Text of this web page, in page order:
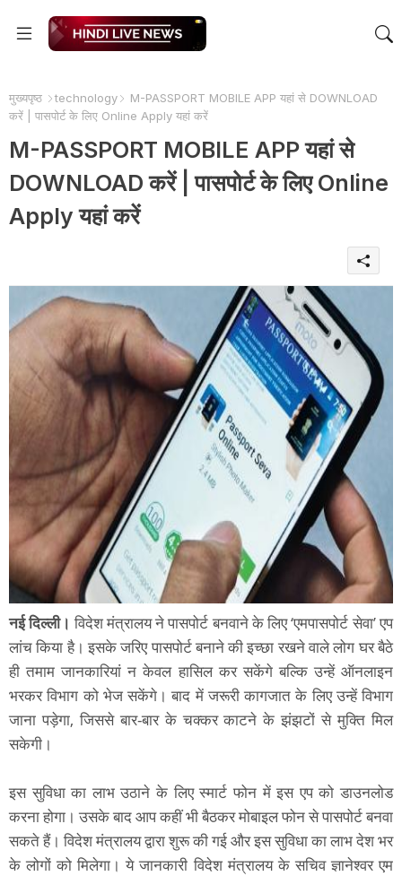
मुख्यपृष्ठ technology
M-PASSPORT MOBILE APP यहां से DOWNLOAD
करें | पासपोर्ट के लिए Online Apply यहां करें
M-PASSPORT MOBILE APP यहां से
DOWNLOAD करें | पासपोर्ट के लिए Online
Apply यहां करें
नई दिल्ली। विदेश मंत्रालय ने पासपोर्ट बनवाने के लिए ‘एमपासपोर्ट सेवा’ एप
लांच किया है। इसके जरिए पासपोर्ट बनाने की इच्छा रखने वाले लोग घर बैठे
ही तमाम जानकारियां न केवल हासिल कर सकेंगे बल्कि उन्हें ऑनलाइन
भरकर विभाग को भेज सकेंगे। बाद में जरूरी कागजात के लिए उन्हें विभाग
जाना पड़ेगा, जिससे बार-बार के चक्कर काटने के झंझटों से मुक्ति मिल
सकेगी।
इस सुविधा का लाभ उठाने के लिए स्मार्ट फोन में इस एप को डाउनलोड
करना होगा। उसके बाद आप कहीं भी बैठकर मोबाइल फोन से पासपोर्ट बनवा
सकते हैं। विदेश मंत्रालय द्वारा शुरू की गई और इस सुविधा का लाभ देश भर
के लोगों को मिलेगा। ये जानकारी विदेश मंत्रालय के सचिव ज्ञानेश्वर एम